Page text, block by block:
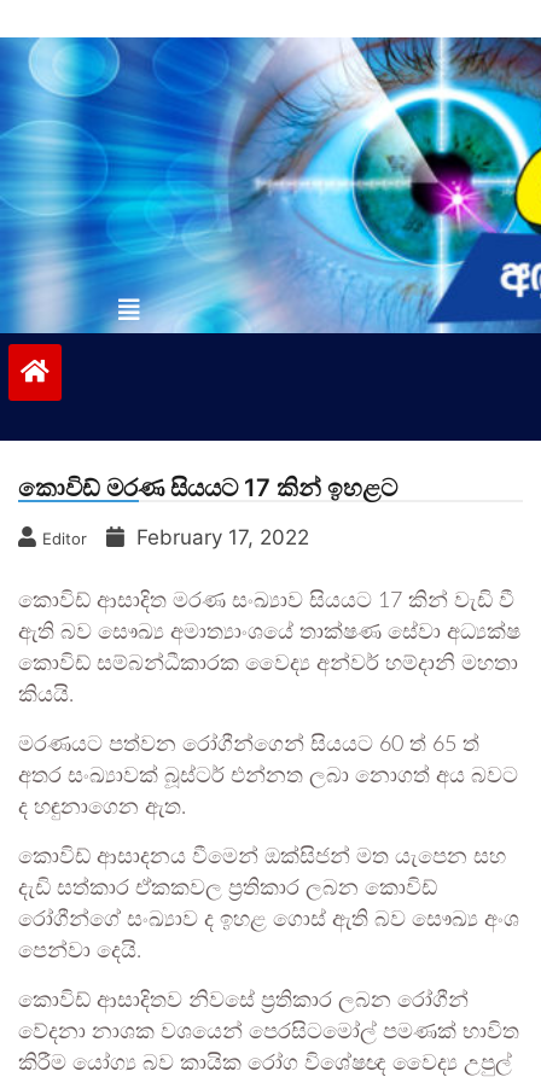
to
contentvinivida.lk
කොවිඩ් මරණ සියයට 17 කින් ඉහළට
Editor February 17, 2022
කොවිඩ් ආසාදිත මරණ සංඛ්‍යාව සියයට 17 කින් වැඩි වී
ඇති බව සෞඛ්‍ය අමාත්‍යාංශයේ තාක්ෂණ සේවා අධ්‍යක්ෂ
කොවිඩ් සම්බන්ධීකාරක වෛද්‍ය අන්වර් හම්දානි මහතා
කියයි.
මරණයට පත්වන රෝගීන්ගෙන් සියයට 60 ත් 65 ත්
අතර සංඛ්‍යාවක් බූස්ටර් එන්නත ලබා නොගත් අය බවට
ද හඳුනාගෙන ඇත.
කොවිඩ් ආසාදනය වීමෙන් ඔක්සිජන් මත යැපෙන සහ
දැඩි සත්කාර ඒකකවල ප්‍රතිකාර ලබන කොවිඩ්
රෝගීන්ගේ සංඛ්‍යාව ද ඉහළ ගොස් ඇති බව සෞඛ්‍ය අංශ
පෙන්වා දෙයි.
කොවිඩ් ආසාදිතව නිවසේ ප්‍රතිකාර ලබන රෝගීන්
වේදනා නාශක වශයෙන් පෙරසිටමෝල් පමණක් භාවිත
කිරීම යෝග්‍ය බව කායික රෝග විශේෂඥ වෛද්‍ය උපුල්